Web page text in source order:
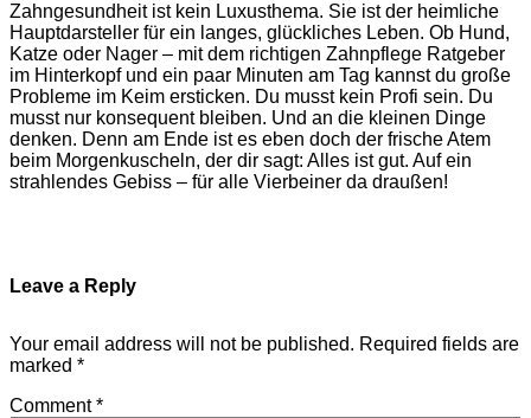
Zahngesundheit ist kein Luxusthema. Sie ist der heimliche
Hauptdarsteller für ein langes, glückliches Leben. Ob Hund,
Katze oder Nager – mit dem richtigen Zahnpflege Ratgeber
im Hinterkopf und ein paar Minuten am Tag kannst du große
Probleme im Keim ersticken. Du musst kein Profi sein. Du
musst nur konsequent bleiben. Und an die kleinen Dinge
denken. Denn am Ende ist es eben doch der frische Atem
beim Morgenkuscheln, der dir sagt: Alles ist gut. Auf ein
strahlendes Gebiss – für alle Vierbeiner da draußen!
Leave a Reply
Your email address will not be published. Required fields are
marked *
Comment*